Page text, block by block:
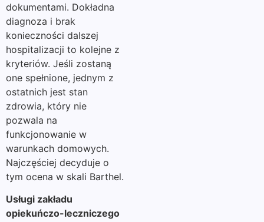
dokumentami. Dokładna
diagnoza i brak
konieczności dalszej
hospitalizacji to kolejne z
kryteriów. Jeśli zostaną
one spełnione, jednym z
ostatnich jest stan
zdrowia, który nie
pozwala na
funkcjonowanie w
warunkach domowych.
Najczęściej decyduje o
tym ocena w skali Barthel.
Usługi zakładu
opiekuńczo-leczniczego